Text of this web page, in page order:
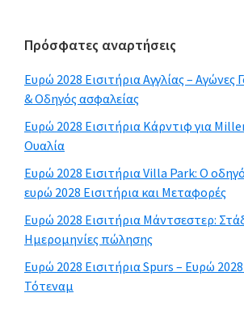
Κύρια
πλευρική
γραμμή
Πρόσφατες αναρτήσεις
Ευρώ 2028 Εισιτήρια Αγγλίας – Αγώνες
& Οδηγός ασφαλείας
Ευρώ 2028 Εισιτήρια Κάρντιφ για
Ουαλία
Ευρώ 2028 Εισιτήρια Villa Park: Ο
ευρώ 2028 Εισιτήρια και Μεταφορές
Ευρώ 2028 Εισιτήρια Μάντσεστερ:
Ημερομηνίες πώλησης
Ευρώ 2028 Εισιτήρια Spurs – Ευρώ
Τότεναμ